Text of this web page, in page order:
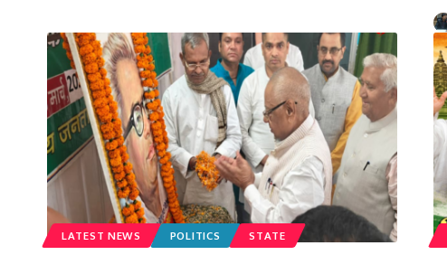
LATEST NEWS POLITICS STATE